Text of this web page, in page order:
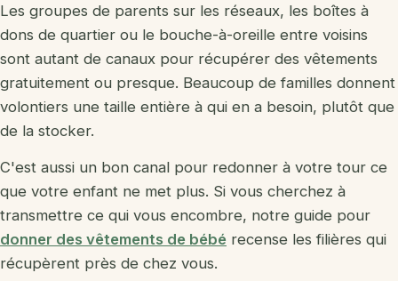
Les groupes de parents sur les réseaux, les boîtes à
dons de quartier ou le bouche-à-oreille entre voisins
sont autant de canaux pour récupérer des vêtements
gratuitement ou presque. Beaucoup de familles donnent
volontiers une taille entière à qui en a besoin, plutôt que
de la stocker.
C'est aussi un bon canal pour redonner à votre tour ce
que votre enfant ne met plus. Si vous cherchez à
transmettre ce qui vous encombre, notre guide pour
donner des vêtements de bébé recense les filières qui
récupèrent près de chez vous.